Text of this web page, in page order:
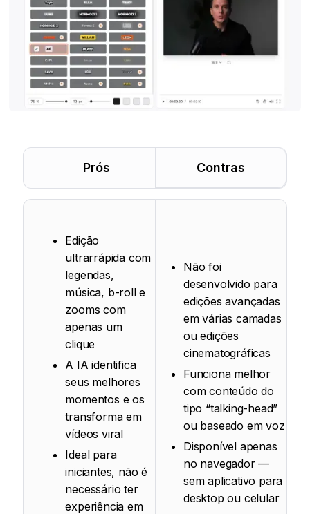
Prós Contras
Edição
ultrarrápida com
legendas,
música, b-roll e
zooms com
apenas um
clique
A IA identifica
seus melhores
momentos e os
transforma em
vídeos viral
Ideal para
iniciantes, não é
necessário ter
experiência em
Não foi
desenvolvido para
edições avançadas
em várias camadas
ou edições
cinematográficas
Funciona melhor
com conteúdo do
tipo “talking-head”
ou baseado em voz
Disponível apenas
no navegador —
sem aplicativo para
desktop ou celular